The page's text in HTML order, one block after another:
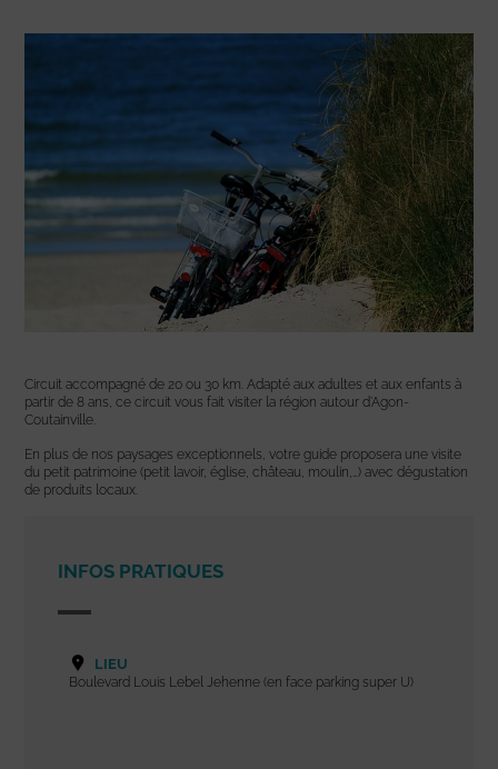
Circuit accompagné de 20 ou 30 km. Adapté aux adultes et aux enfants à
partir de 8 ans, ce circuit vous fait visiter la région autour d’Agon-
Coutainville.
En plus de nos paysages exceptionnels, votre guide proposera une visite
du petit patrimoine (petit lavoir, église, château, moulin,…) avec dégustation
de produits locaux.
INFOS PRATIQUES
LIEU
Boulevard Louis Lebel Jehenne (en face parking super U)